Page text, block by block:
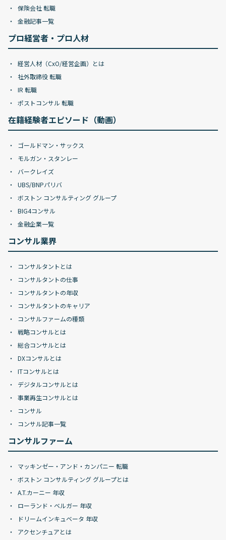
保険会社 転職
金融記事一覧
プロ経営者・プロ人材
経営人材（CxO/経営企画）とは
社外取締役 転職
IR 転職
ポストコンサル 転職
在籍経験者エピソード（動画）
ゴールドマン・サックス
モルガン・スタンレー
バークレイズ
UBS/BNPパリバ
ボストン コンサルティング グループ
BIG4コンサル
金融企業一覧
コンサル業界
コンサルタントとは
コンサルタントの仕事
コンサルタントの年収
コンサルタントのキャリア
コンサルファームの種類
戦略コンサルとは
総合コンサルとは
DXコンサルとは
ITコンサルとは
デジタルコンサルとは
事業再生コンサルとは
コンサル
コンサル記事一覧
コンサルファーム
マッキンゼー・アンド・カンパニー 転職
ボストン コンサルティング グループとは
A.T.カーニー 年収
ローランド・ベルガー 年収
ドリームインキュベータ 年収
アクセンチュアとは